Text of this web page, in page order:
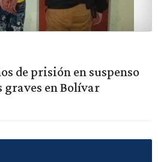
de prisión en suspenso
graves en Bolívar